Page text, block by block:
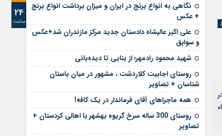
مرا به خاطر بسپار
24
ساعت
نگاهی به انواع برنج در ایران و میزان برداشت انواع برنج
+ عکس
علی‌ اکبر عالیشاه دادستان جدید مرکز مازندران شد+عکس
و سوابق
شهید محمود رادمهر؛ از بنایی تا دیده‌بانی
روستای اجابیت کلاردشت ، مشهور در میان باستان
شناسان + تصاویر
همه ماجراهای آقای فرماندار در یک کافه!
روستای 300 ساله سرخ ‌گریوه بهشهر با اهالی کردستان +
تصاویر